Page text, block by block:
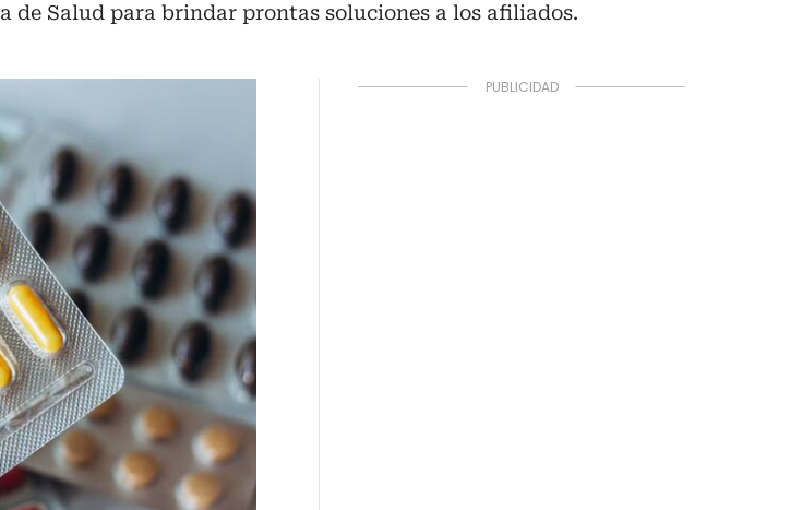
de Salud para brindar prontas soluciones a los afiliados.